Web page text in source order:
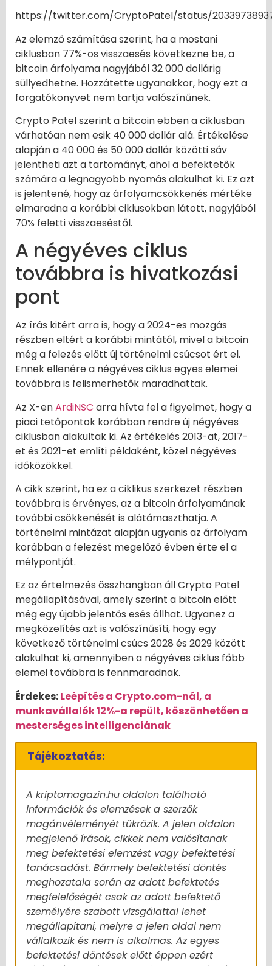
https://twitter.com/CryptoPatel/status/
Az elemző számítása szerint, ha a mostani
ciklusban 77%-os visszaesés következne be, a
bitcoin árfolyama nagyjából 32 000 dollárig
süllyedhetne. Hozzátette ugyanakkor, hogy ezt a
forgatókönyvet nem tartja valószínűnek.
Crypto Patel szerint a bitcoin ebben a ciklusban
várhatóan nem esik 40 000 dollár alá. Értékelése
alapján a 40 000 és 50 000 dollár közötti sáv
jelentheti azt a tartományt, ahol a befektetők
számára a legnagyobb nyomás alakulhat ki. Ez azt
is jelentené, hogy az árfolyamcsökkenés mértéke
elmaradna a korábbi ciklusokban látott, nagyjából
70% feletti visszaeséstől.
A négyéves ciklus
továbbra is hivatkozási
pont
Az írás kitért arra is, hogy a 2024-es mozgás
részben eltért a korábbi mintától, mivel a bitcoin
még a felezés előtt új történelmi csúcsot ért el.
Ennek ellenére a négyéves ciklus egyes elemei
továbbra is felismerhetők maradhattak.
Az X-enArdiNSC arra hívta fel a figyelmet, hogy a
piaci tetőpontok korábban rendre új négyéves
ciklusban alakultak ki. Az értékelés 2013-at, 2017-
et és 2021-et említi példaként, közel négyéves
időközökkel.
A cikk szerint, ha ez a ciklikus szerkezet részben
továbbra is érvényes, az a bitcoin árfolyamának
további csökkenését is alátámaszthatja. A
történelmi mintázat alapján ugyanis az árfolyam
korábban a felezést megelőző évben érte el a
mélypontját.
Ez az értelmezés összhangban áll Crypto Patel
megállapításával, amely szerint a bitcoin előtt
még egy újabb jelentős esés állhat. Ugyanez a
megközelítés azt is valószínűsíti, hogy egy
következő történelmi csúcs 2028 és 2029 között
alakulhat ki, amennyiben a négyéves ciklus főbb
elemei továbbra is fennmaradnak.
Érdekes:Leépítés a Crypto.com-nál, a
munkavállalók 12%-a repült, köszönhetően a
mesterséges intelligenciának
Tájékoztatás:
A kriptomagazin.hu oldalon található
információk és elemzések a szerzők
magánvéleményét tükrözik. A jelen oldalon
megjelenő írások, cikkek nem valósítanak
meg befektetési elemzést vagy befektetési
tanácsadást. Bármely befektetési döntés
meghozatala során az adott befektetés
megfelelőségét csak az adott befektető
személyére szabott vizsgálattal lehet
megállapítani, melyre a jelen oldal nem
vállalkozik és nem is alkalmas. Az egyes
befektetési döntések előtt éppen ezért